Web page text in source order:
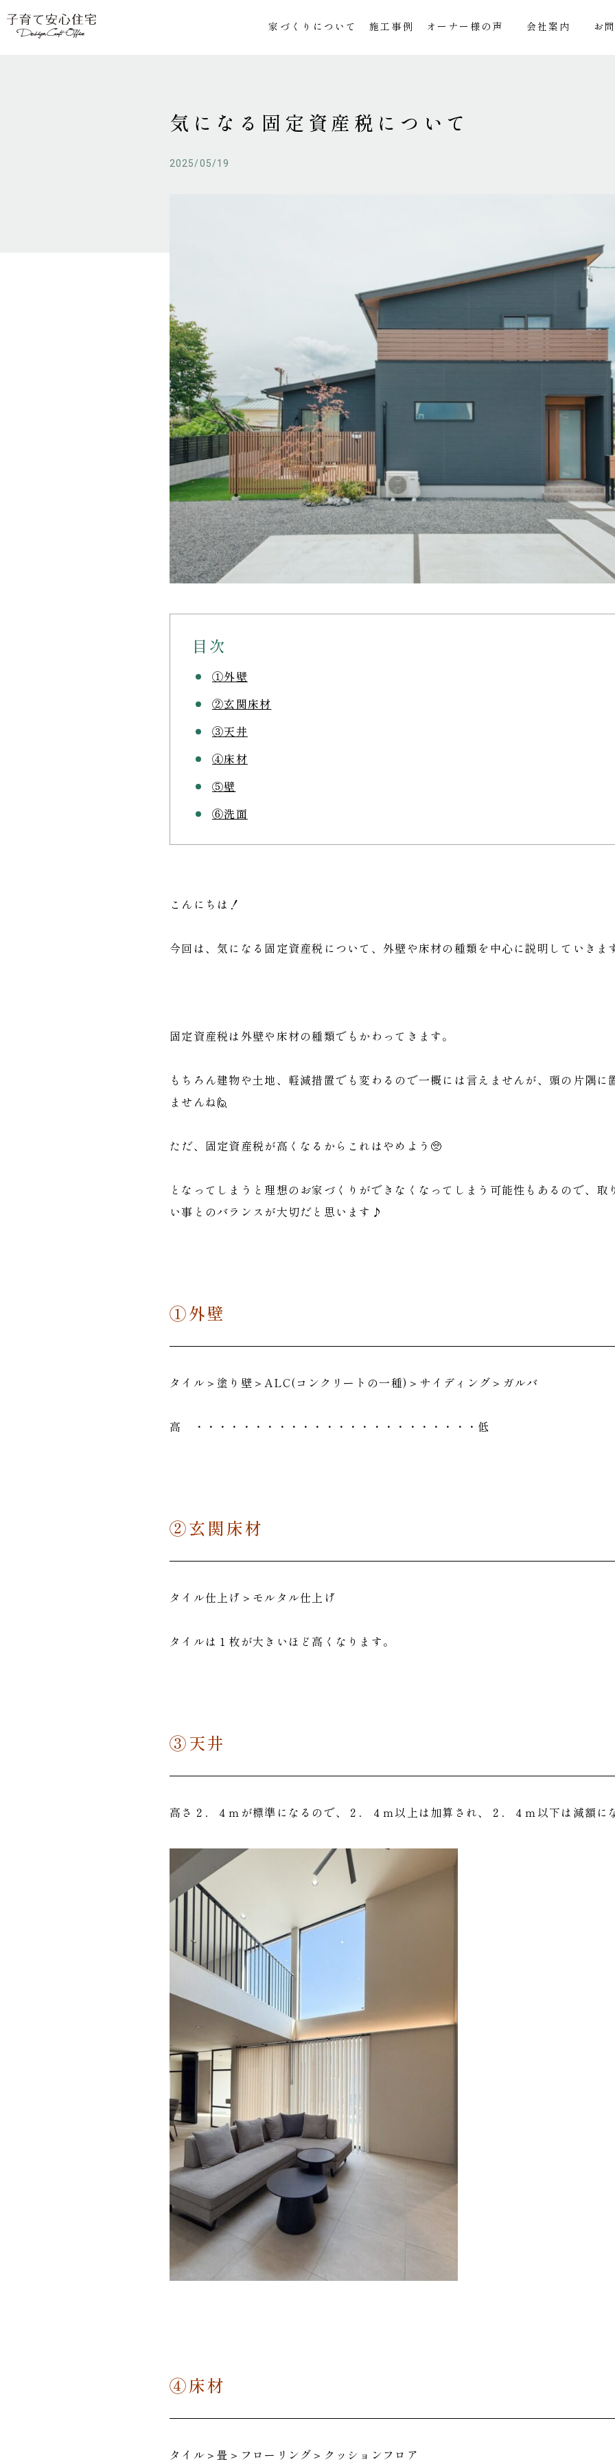
家づくりについて 施工事例 オーナー様の声 会社案内 お
気になる固定資産税について
2025/05/19
目次
①外壁
②玄関床材
③天井
④床材
⑤壁
⑥洗面
こんにちは！
今回は、気になる固定資産税について、外壁や床材の種類を中心に説明していきま
固定資産税は外壁や床材の種類でもかわってきます。
もちろん建物や土地、軽減措置でも変わるので一概には言えませんが、頭の片隅に
ませんね🙋
ただ、固定資産税が高くなるからこれはやめよう🥺
となってしまうと理想のお家づくりができなくなってしまう可能性もあるので、取
い事とのバランスが大切だと思います♪
①外壁
タイル＞塗り壁＞ALC(コンクリートの一種)＞サイディング＞ガルバ
高 ・・・・・・・・・・・・・・・・・・・・・・・・低
②玄関床材
タイル仕上げ＞モルタル仕上げ
タイルは１枚が大きいほど高くなります。
③天井
高さ２．４ｍが標準になるので、２．４ｍ以上は加算され、２．４ｍ以下は減額に
④床材
タイル＞畳＞フローリング＞クッションフロア